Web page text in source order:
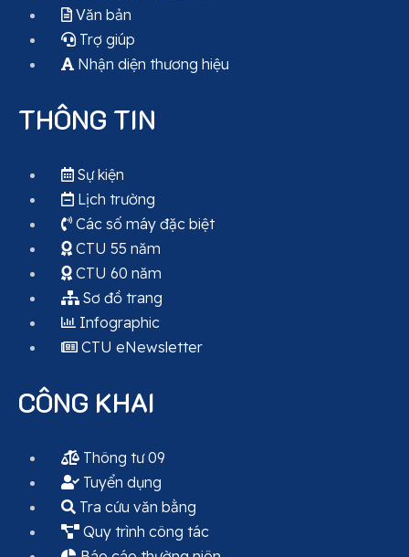
Văn bản
Trợ giúp
Nhận diện thương hiệu
THÔNG TIN
Sự kiện
Lịch trường
Các số máy đặc biệt
CTU 55 năm
CTU 60 năm
Sơ đồ trang
Infographic
CTU eNewsletter
CÔNG KHAI
Thông tư 09
Tuyển dụng
Tra cứu văn bằng
Quy trình công tác